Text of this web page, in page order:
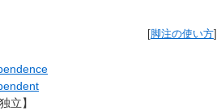
[脚注の使い方]
立】